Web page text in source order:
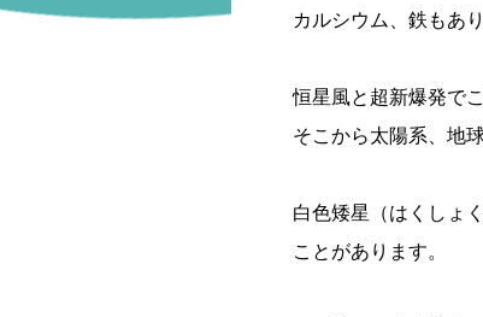
カルシウム、鉄もあり
恒星風と超新爆発で
そこから太陽系、地
白色矮星（はくしょ
ことがあります。